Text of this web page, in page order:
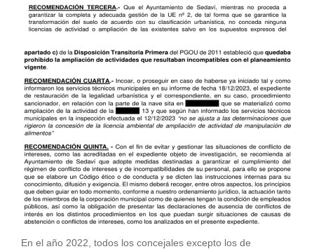
En el año 2022, todos los concejales excepto los de